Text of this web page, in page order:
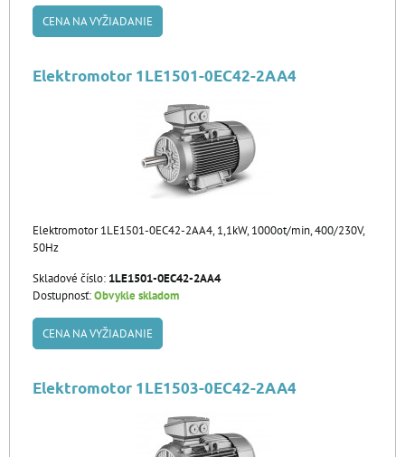
CENA NA VYŽIADANIE
Elektromotor 1LE1501-0EC42-2AA4
Elektromotor 1LE1501-0EC42-2AA4, 1,1kW, 1000ot/min, 400/230V,
50Hz
Skladové číslo: 1LE1501-0EC42-2AA4
Dostupnosť:Obvykle skladom
CENA NA VYŽIADANIE
Elektromotor 1LE1503-0EC42-2AA4